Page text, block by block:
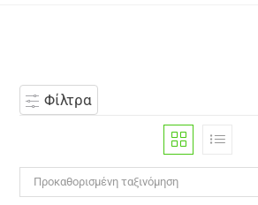
Φίλτρα
Προκαθορισμένη ταξινόμηση